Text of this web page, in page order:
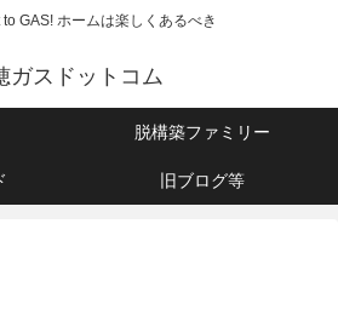
GAS! ホームは楽しくあるべき
脱構築ファミリー
旧ブログ等